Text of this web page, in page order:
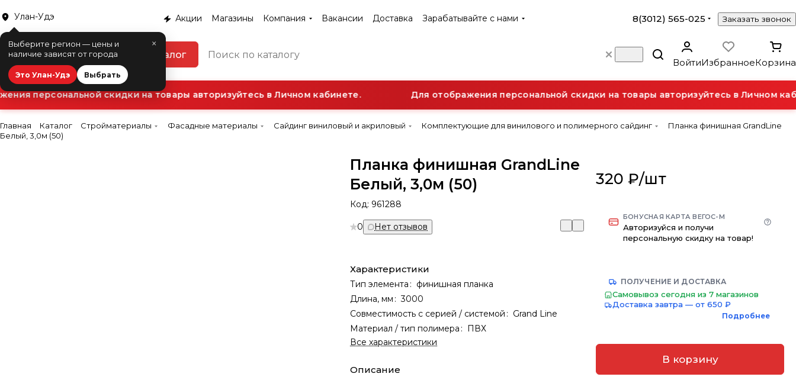
Улан-Удэ
×
Выберите регион — цены и
наличие зависят от города
Это Улан-Удэ Выбрать
Акции Магазины Компания Вакансии Доставка Зарабатывайте с нами 8(3012) 565-025 Заказать звонок
Каталог
ВойтиИзбранноеКорзина
персональной скидки на товары авторизуйтесь в Личном кабинете. Для отображения персональной скидки на товары авторизуйтесь в Личном
Главная Каталог Стройматериалы Фасадные материалы Сайдинг виниловый и акриловый Комплектующие для винилового и полимерного сайдинг
Планка финишная GrandLine
Белый, 3,0м (50)
Планка финишная GrandLine
Белый, 3,0м (50)
Код: 961288
0 Нет отзывов
Характеристики
Тип элемента : финишная планка
Длина, мм : 3000
Совместимость с серией / системой : Grand Line
Материал / тип полимера : ПВХ
Все характеристики
Описание
320 ₽/шт
БОНУСНАЯ КАРТА ВЕГОС-М
Авторизуйся и получи
персональную скидку на товар!
ПОЛУЧЕНИЕ И ДОСТАВКА
Самовывоз сегодня из 7 магазинов
Доставка завтра — от 650 ₽
Подробнее
В корзину